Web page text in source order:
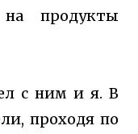
продукты
с ним и я. В
проходя по